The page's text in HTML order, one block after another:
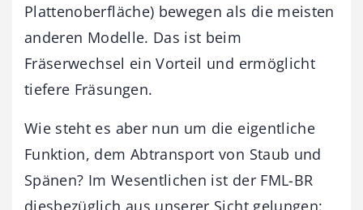
Plattenoberfläche) bewegen als die meisten
anderen Modelle. Das ist beim
Fräserwechsel ein Vorteil und ermöglicht
tiefere Fräsungen.
Wie steht es aber nun um die eigentliche
Funktion, dem Abtransport von Staub und
Spänen? Im Wesentlichen ist der FML-BR
diesbezüglich aus unserer Sicht gelungen: